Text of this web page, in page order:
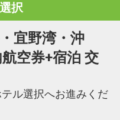
択
宜野湾・沖
空券+宿泊 交
ル選択へお進みくだ